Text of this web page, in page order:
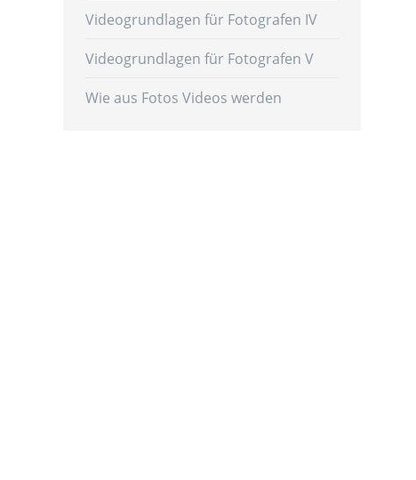
Videogrundlagen für Fotografen IV
Videogrundlagen für Fotografen V
Wie aus Fotos Videos werden